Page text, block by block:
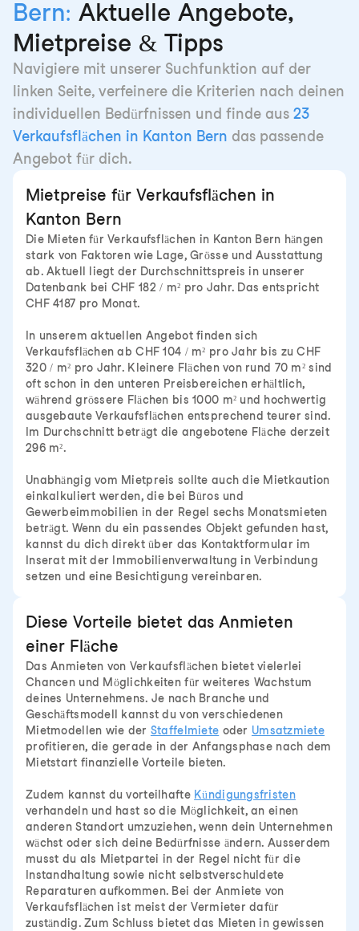
Bern: Aktuelle Angebote,
Mietpreise & Tipps
Navigiere mit unserer Suchfunktion auf der
linken Seite, verfeinere die Kriterien nach deinen
individuellen Bedürfnissen und finde aus 23
Verkaufsflächen in Kanton Bern das passende
Angebot für dich.
Mietpreise für Verkaufsflächen in
Kanton Bern
Die Mieten für Verkaufsflächen in Kanton Bern hängen
stark von Faktoren wie Lage, Grösse und Ausstattung
ab. Aktuell liegt der Durchschnittspreis in unserer
Datenbank bei CHF 182 / m² pro Jahr. Das entspricht
CHF 4187 pro Monat.
In unserem aktuellen Angebot finden sich
Verkaufsflächen ab CHF 104 / m² pro Jahr bis zu CHF
320 / m² pro Jahr. Kleinere Flächen von rund 70 m² sind
oft schon in den unteren Preisbereichen erhältlich,
während grössere Flächen bis 1000 m² und hochwertig
ausgebaute Verkaufsflächen entsprechend teurer sind.
Im Durchschnitt beträgt die angebotene Fläche derzeit
296 m².
Unabhängig vom Mietpreis sollte auch die Mietkaution
einkalkuliert werden, die bei Büros und
Gewerbeimmobilien in der Regel sechs Monatsmieten
beträgt. Wenn du ein passendes Objekt gefunden hast,
kannst du dich direkt über das Kontaktformular im
Inserat mit der Immobilienverwaltung in Verbindung
setzen und eine Besichtigung vereinbaren.
Diese Vorteile bietet das Anmieten
einer Fläche
Das Anmieten von Verkaufsflächen bietet vielerlei
Chancen und Möglichkeiten für weiteres Wachstum
deines Unternehmens. Je nach Branche und
Geschäftsmodell kannst du von verschiedenen
Mietmodellen wie der Staffelmiete oder Umsatzmiete
profitieren, die gerade in der Anfangsphase nach dem
Mietstart finanzielle Vorteile bieten.
Zudem kannst du vorteilhafte Kündigungsfristen
verhandeln und hast so die Möglichkeit, an einen
anderen Standort umzuziehen, wenn dein Unternehmen
wächst oder sich deine Bedürfnisse ändern. Ausserdem
musst du als Mietpartei in der Regel nicht für die
Instandhaltung sowie nicht selbstverschuldete
Reparaturen aufkommen. Bei der Anmiete von
Verkaufsflächen ist meist der Vermieter dafür
zuständig. Zum Schluss bietet das Mieten in gewissen